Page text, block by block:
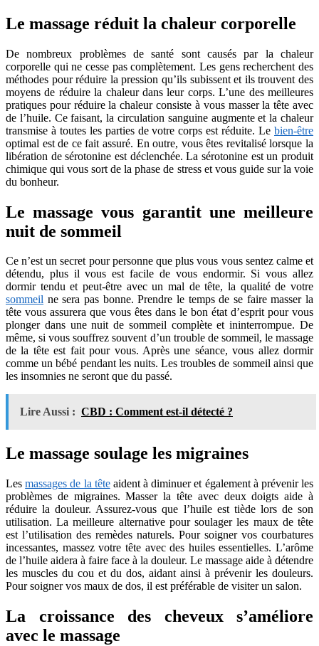
Le massage réduit la chaleur corporelle
De nombreux problèmes de santé sont causés par la chaleur
corporelle qui ne cesse pas complètement. Les gens recherchent des
méthodes pour réduire la pression qu’ils subissent et ils trouvent des
moyens de réduire la chaleur dans leur corps. L’une des meilleures
pratiques pour réduire la chaleur consiste à vous masser la tête avec
de l’huile. Ce faisant, la circulation sanguine augmente et la chaleur
transmise à toutes les parties de votre corps est réduite. Le bien-être
optimal est de ce fait assuré. En outre, vous êtes revitalisé lorsque la
libération de sérotonine est déclenchée. La sérotonine est un produit
chimique qui vous sort de la phase de stress et vous guide sur la voie
du bonheur.
Le massage vous garantit une meilleure
nuit de sommeil
Ce n’est un secret pour personne que plus vous vous sentez calme et
détendu, plus il vous est facile de vous endormir. Si vous allez
dormir tendu et peut-être avec un mal de tête, la qualité de votre
sommeil ne sera pas bonne. Prendre le temps de se faire masser la
tête vous assurera que vous êtes dans le bon état d’esprit pour vous
plonger dans une nuit de sommeil complète et ininterrompue. De
même, si vous souffrez souvent d’un trouble de sommeil, le massage
de la tête est fait pour vous. Après une séance, vous allez dormir
comme un bébé pendant les nuits. Les troubles de sommeil ainsi que
les insomnies ne seront que du passé.
Lire Aussi : CBD : Comment est-il détecté ?
Le massage soulage les migraines
Lesmassages de la têteaident à diminuer et également à prévenir les
problèmes de migraines. Masser la tête avec deux doigts aide à
réduire la douleur. Assurez-vous que l’huile est tiède lors de son
utilisation. La meilleure alternative pour soulager les maux de tête
est l’utilisation des remèdes naturels. Pour soigner vos courbatures
incessantes, massez votre tête avec des huiles essentielles. L’arôme
de l’huile aidera à faire face à la douleur. Le massage aide à détendre
les muscles du cou et du dos, aidant ainsi à prévenir les douleurs.
Pour soigner vos maux de dos, il est préférable de visiter un salon.
La croissance des cheveux s’améliore
avec le massage